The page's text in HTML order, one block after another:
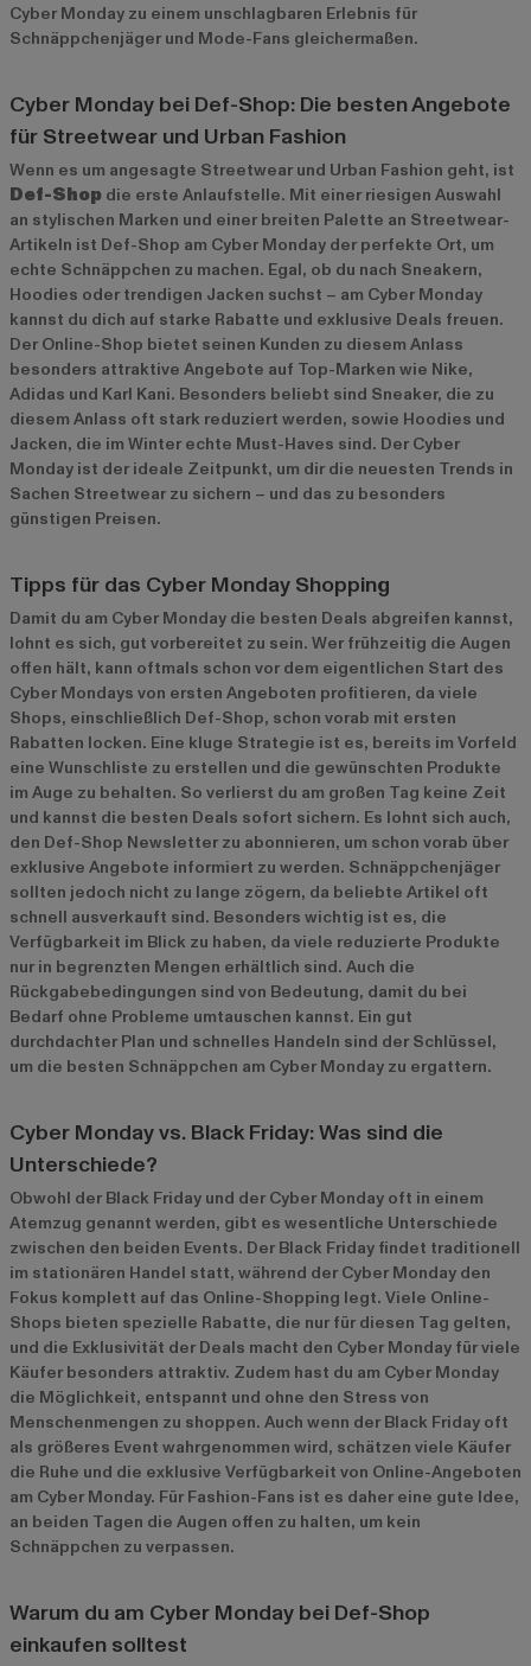
Cyber Monday zu einem unschlagbaren Erlebnis für
Schnäppchenjäger und Mode-Fans gleichermaßen.
Cyber Monday bei Def-Shop: Die besten Angebote
für Streetwear und Urban Fashion
Wenn es um angesagte Streetwear und Urban Fashion geht, ist
Def-Shop die erste Anlaufstelle. Mit einer riesigen Auswahl
an stylischen Marken und einer breiten Palette an Streetwear-
Artikeln ist Def-Shop am Cyber Monday der perfekte Ort, um
echte Schnäppchen zu machen. Egal, ob du nach Sneakern,
Hoodies oder trendigen Jacken suchst – am Cyber Monday
kannst du dich auf starke Rabatte und exklusive Deals freuen.
Der Online-Shop bietet seinen Kunden zu diesem Anlass
besonders attraktive Angebote auf Top-Marken wie Nike,
Adidas und Karl Kani. Besonders beliebt sind Sneaker, die zu
diesem Anlass oft stark reduziert werden, sowie Hoodies und
Jacken, die im Winter echte Must-Haves sind. Der Cyber
Monday ist der ideale Zeitpunkt, um dir die neuesten Trends in
Sachen Streetwear zu sichern – und das zu besonders
günstigen Preisen.
Tipps für das Cyber Monday Shopping
Damit du am Cyber Monday die besten Deals abgreifen kannst,
lohnt es sich, gut vorbereitet zu sein. Wer frühzeitig die Augen
offen hält, kann oftmals schon vor dem eigentlichen Start des
Cyber Mondays von ersten Angeboten profitieren, da viele
Shops, einschließlich Def-Shop, schon vorab mit ersten
Rabatten locken. Eine kluge Strategie ist es, bereits im Vorfeld
eine Wunschliste zu erstellen und die gewünschten Produkte
im Auge zu behalten. So verlierst du am großen Tag keine Zeit
und kannst die besten Deals sofort sichern. Es lohnt sich auch,
den Def-Shop Newsletter zu abonnieren, um schon vorab über
exklusive Angebote informiert zu werden. Schnäppchenjäger
sollten jedoch nicht zu lange zögern, da beliebte Artikel oft
schnell ausverkauft sind. Besonders wichtig ist es, die
Verfügbarkeit im Blick zu haben, da viele reduzierte Produkte
nur in begrenzten Mengen erhältlich sind. Auch die
Rückgabebedingungen sind von Bedeutung, damit du bei
Bedarf ohne Probleme umtauschen kannst. Ein gut
durchdachter Plan und schnelles Handeln sind der Schlüssel,
um die besten Schnäppchen am Cyber Monday zu ergattern.
Cyber Monday vs. Black Friday: Was sind die
Unterschiede?
Obwohl der Black Friday und der Cyber Monday oft in einem
Atemzug genannt werden, gibt es wesentliche Unterschiede
zwischen den beiden Events. Der Black Friday findet traditionell
im stationären Handel statt, während der Cyber Monday den
Fokus komplett auf das Online-Shopping legt. Viele Online-
Shops bieten spezielle Rabatte, die nur für diesen Tag gelten,
und die Exklusivität der Deals macht den Cyber Monday für viele
Käufer besonders attraktiv. Zudem hast du am Cyber Monday
die Möglichkeit, entspannt und ohne den Stress von
Menschenmengen zu shoppen. Auch wenn der Black Friday oft
als größeres Event wahrgenommen wird, schätzen viele Käufer
die Ruhe und die exklusive Verfügbarkeit von Online-Angeboten
am Cyber Monday. Für Fashion-Fans ist es daher eine gute Idee,
an beiden Tagen die Augen offen zu halten, um kein
Schnäppchen zu verpassen.
Warum du am Cyber Monday bei Def-Shop
einkaufen solltest